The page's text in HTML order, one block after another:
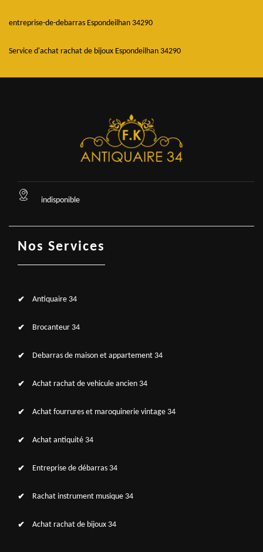
entreprise-de-debarras Espondeilhan 34290
Service d'achat rachat de bijoux Espondeilhan 34290
indisponible
Nos Services
Antiquaire 34
Brocanteur 34
Debarras de maison et appartement 34
Achat rachat de vehicule ancien 34
Achat fourrures et maroquinerie vintage 34
Achat antiquité 34
Entreprise de débarras 34
Rachat instrument musique 34
Achat rachat de bijoux 34